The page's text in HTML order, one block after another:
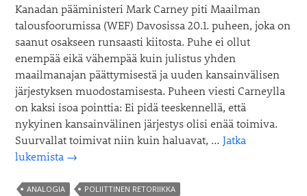
Kanadan pääministeri Mark Carney piti Maailman
talousfoorumissa (WEF) Davosissa 20.1. puheen, joka on
saanut osakseen runsaasti kiitosta. Puhe ei ollut
enempää eikä vähempää kuin julistus yhden
maailmanajan päättymisestä ja uuden kansainvälisen
järjestyksen muodostamisesta. Puheen viesti Carneylla
on kaksi isoa pointtia: Ei pidä teeskennellä, että
nykyinen kansainvälinen järjestys olisi enää toimiva.
Suurvallat toimivat niin kuin haluavat, …Jatka
lukemista Mark
puheen
→
ANALOGIA
POLIITTINEN RETORIIKKA